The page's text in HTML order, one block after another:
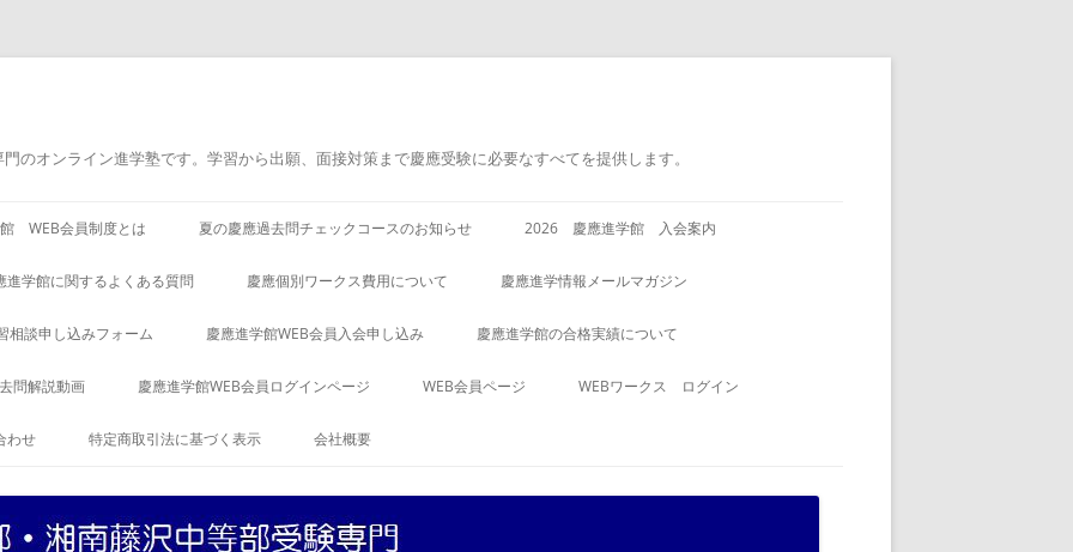
のオンライン進学塾です。学習から出願、面接対策まで慶應受験に必要なすべてを提供します。
WEB会員制度とは 夏の慶應過去問チェックコースのお知らせ 2026 慶應進学館 入会案内
進学館に関するよくある質問 慶應個別ワークス費用について 慶應進学情報メールマガジン
相談申し込みフォーム 慶應進学館WEB会員入会申し込み 慶應進学館の合格実績について
問解説動画 慶應進学館WEB会員ログインページ WEB会員ページ WEBワークス ログイン
わせ 特定商取引法に基づく表示 会社概要